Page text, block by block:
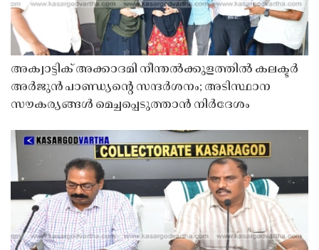
അക്വാട്ടിക് അക്കാദമി നീന്തൽക്കുളത്തിൽ കലക്ടർ
അർജുൻ പാണ്ഡ്യൻ്റെ സന്ദർശനം; അടിസ്ഥാന
സൗകര്യങ്ങൾ മെച്ചപ്പെടുത്താൻ നിർദേശം